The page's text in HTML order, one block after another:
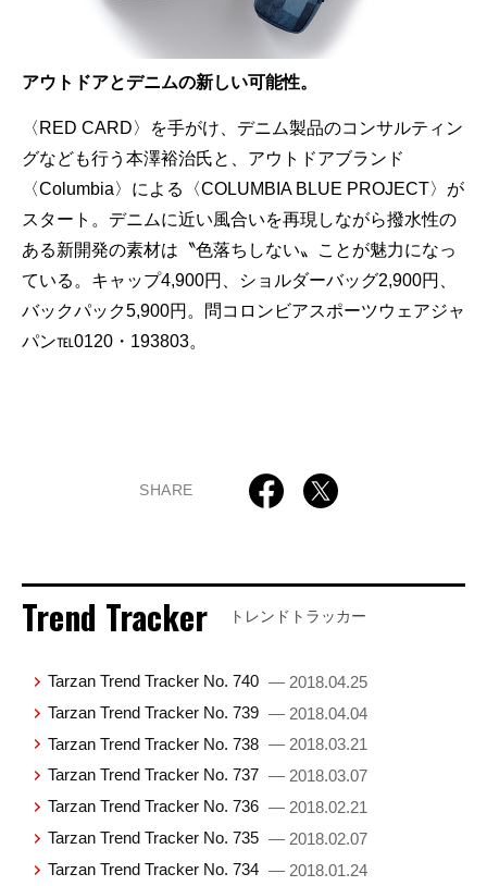
アウトドアとデニムの新しい可能性。
〈RED CARD〉を手がけ、デニム製品のコンサルティン
グなども行う本澤裕治氏と、アウトドアブランド
〈Columbia〉による〈COLUMBIA BLUE PROJECT〉が
スタート。デニムに近い風合いを再現しながら撥水性の
ある新開発の素材は〝色落ちしない〟ことが魅力になっ
ている。キャップ4,900円、ショルダーバッグ2,900円、
バックパック5,900円。問コロンビアスポーツウェアジャ
パン℡0120・193803。
SHARE
Trend Tracker トレンドトラッカー
Tarzan Trend Tracker No. 740 — 2018.04.25
Tarzan Trend Tracker No. 739 — 2018.04.04
Tarzan Trend Tracker No. 738 — 2018.03.21
Tarzan Trend Tracker No. 737 — 2018.03.07
Tarzan Trend Tracker No. 736 — 2018.02.21
Tarzan Trend Tracker No. 735 — 2018.02.07
Tarzan Trend Tracker No. 734 — 2018.01.24